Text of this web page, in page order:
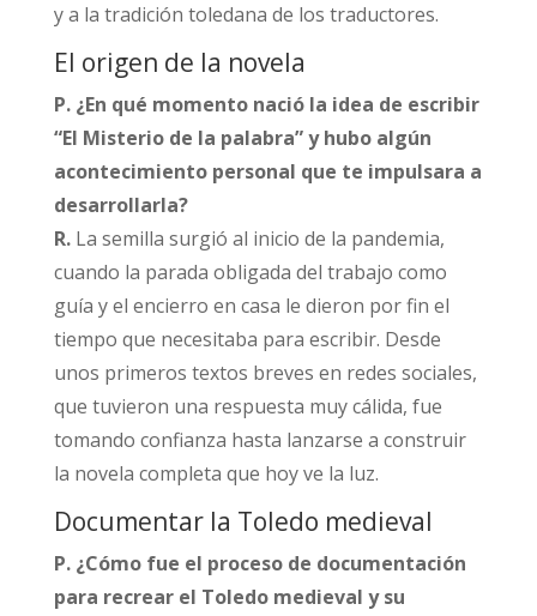
y a la tradición toledana de los traductores.​
El origen de la novela
P. ¿En qué momento nació la idea de escribir
“El Misterio de la palabra” y hubo algún
acontecimiento personal que te impulsara a
desarrollarla?
R.La semilla surgió al inicio de la pandemia,
cuando la parada obligada del trabajo como
guía y el encierro en casa le dieron por fin el
tiempo que necesitaba para escribir. Desde
unos primeros textos breves en redes sociales,
que tuvieron una respuesta muy cálida, fue
tomando confianza hasta lanzarse a construir
la novela completa que hoy ve la luz.​
Documentar la Toledo medieval
P. ¿Cómo fue el proceso de documentación
para recrear el Toledo medieval y su